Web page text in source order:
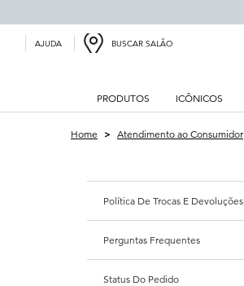
AJUDA BUSCAR SALÃO
PRODUTOS ICÔNICOS
Home Atendimento ao Consumidor
Política De Trocas E Devoluções
Perguntas Frequentes
Status Do Pedido